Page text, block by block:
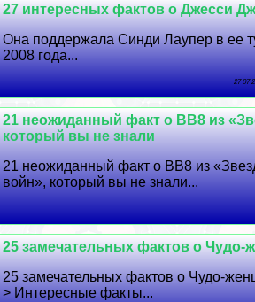
27 интересных фактов о Джесси
Она поддержала Синди Лаупер в ее
2008 года...
27 07
21 неожиданный факт о BB8 из
который вы не знали
21 неожиданный факт о BB8 из
войн», который вы не знали...
25 замечательных фактов о Чудо-
25 замечательных фактов о Чудо-
> Интересные факты...